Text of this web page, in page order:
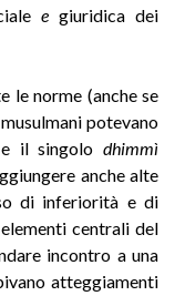
e giuridica dei
le norme (anche se
potevano
il singolo dhimmì
anche alte
di inferiorità e di
centrali del
incontro a una
atteggiamenti